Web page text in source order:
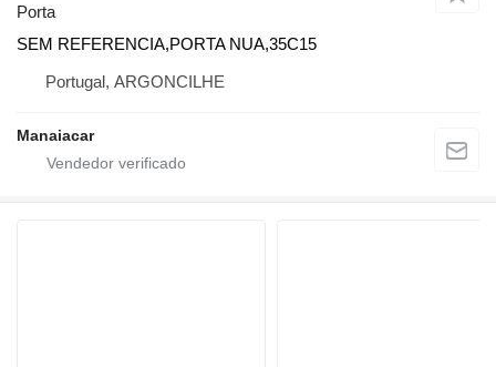
Porta
SEM REFERENCIA,PORTA NUA,35C15
Portugal, ARGONCILHE
Manaiacar